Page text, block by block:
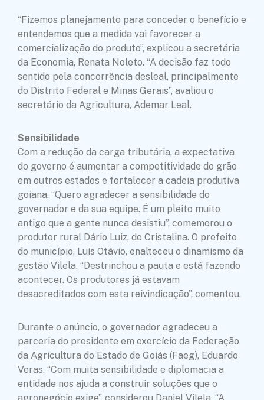
“Fizemos planejamento para conceder o benefício e
entendemos que a medida vai favorecer a
comercialização do produto”, explicou a secretária
da Economia, Renata Noleto. “A decisão faz todo
sentido pela concorrência desleal, principalmente
do Distrito Federal e Minas Gerais”, avaliou o
secretário da Agricultura, Ademar Leal.
Sensibilidade
Com a redução da carga tributária, a expectativa
do governo é aumentar a competitividade do grão
em outros estados e fortalecer a cadeia produtiva
goiana. “Quero agradecer a sensibilidade do
governador e da sua equipe. É um pleito muito
antigo que a gente nunca desistiu”, comemorou o
produtor rural Dário Luiz, de Cristalina. O prefeito
do município, Luís Otávio, enalteceu o dinamismo da
gestão Vilela. “Destrinchou a pauta e está fazendo
acontecer. Os produtores já estavam
desacreditados com esta reivindicação”, comentou.
Durante o anúncio, o governador agradeceu a
parceria do presidente em exercício da Federação
da Agricultura do Estado de Goiás (Faeg), Eduardo
Veras. “Com muita sensibilidade e diplomacia a
entidade nos ajuda a construir soluções que o